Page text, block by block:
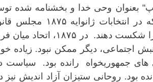
ها، باعث شد که
مونارشیست ها را
جنبش اجتماعی، دیگر ممکن نبود.
جمهوریخواه رانده بود. سیاست
بود. روحانی ستیزان آزاد اندیش